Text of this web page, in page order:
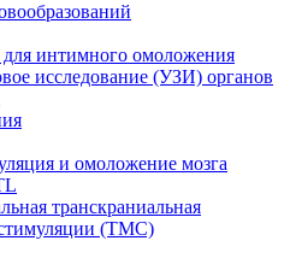
для интимного омоложения
исследование (УЗИ) органов
и омоложение мозга
транскраниальная
(ТМС)